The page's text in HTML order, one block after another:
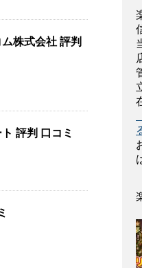
株式会社 評判
評判 口コミ